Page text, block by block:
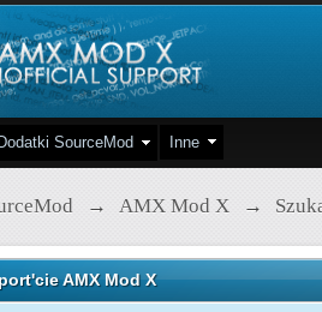
SourceMod Inne
→ AMX Mod X →
AMX Mod X